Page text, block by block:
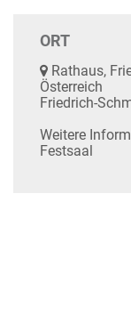
ORT
Rathaus,
Österreich
Friedrich-
Weitere
Festsaal